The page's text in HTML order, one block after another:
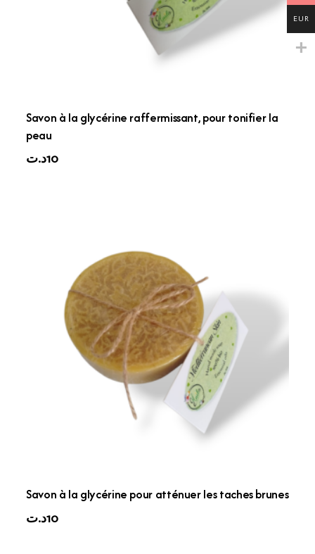
Savon à la glycérine raffermissant, pour tonifier la
peau
10د.ت
Savon à la glycérine pour atténuer les taches brunes
10د.ت
EUR